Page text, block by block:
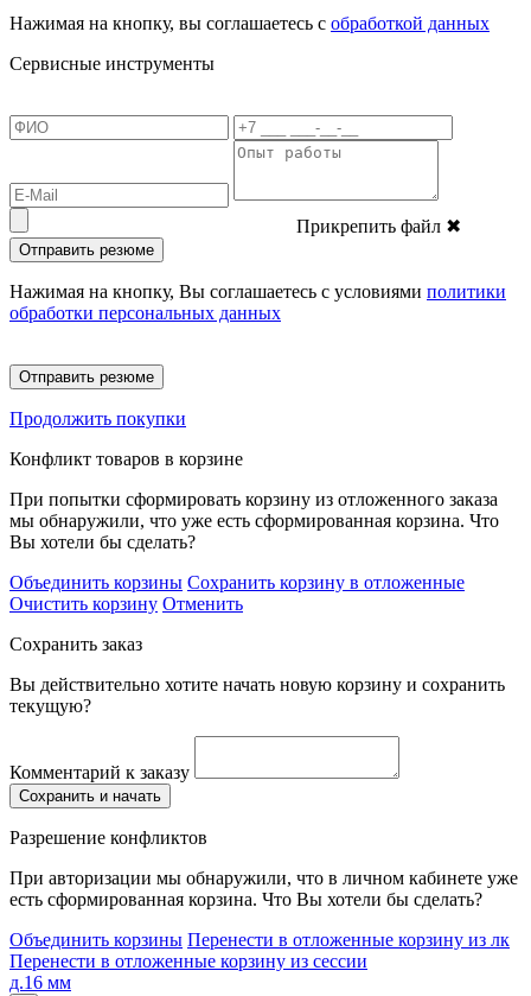
Нажимая на кнопку, вы соглашаетесь с обработкой данных
Сервисные инструменты
Прикрепить файл ✖
Отправить резюме
Нажимая на кнопку, Вы соглашаетесь с условиями политики
обработки персональных данных
Отправить резюме
Продолжить покупки
Конфликт товаров в корзине
При попытки сформировать корзину из отложенного заказа
мы обнаружили, что уже есть сформированная корзина. Что
Вы хотели бы сделать?
Объединить корзины Сохранить корзину в отложенные
Очистить корзину Отменить
Сохранить заказ
Вы действительно хотите начать новую корзину и сохранить
текущую?
Комментарий к заказу
Сохранить и начать
Разрешение конфликтов
При авторизации мы обнаружили, что в личном кабинете уже
есть сформированная корзина. Что Вы хотели бы сделать?
Объединить корзины Перенести в отложенные корзину из лк
Перенести в отложенные корзину из сессии
д.16 мм